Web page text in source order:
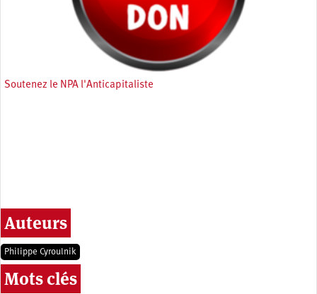
Soutenez le NPA l'Anticapitaliste
Auteurs
Philippe Cyroulnik
Mots clés